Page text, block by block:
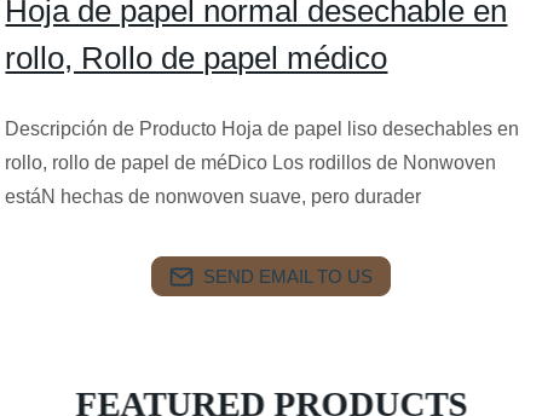
Hoja de papel normal desechable en
rollo, Rollo de papel médico
Descripción de Producto Hoja de papel liso desechables en
rollo, rollo de papel de méDico Los rodillos de Nonwoven
estáN hechas de nonwoven suave, pero durader
SEND EMAIL TO US
FEATURED PRODUCTS